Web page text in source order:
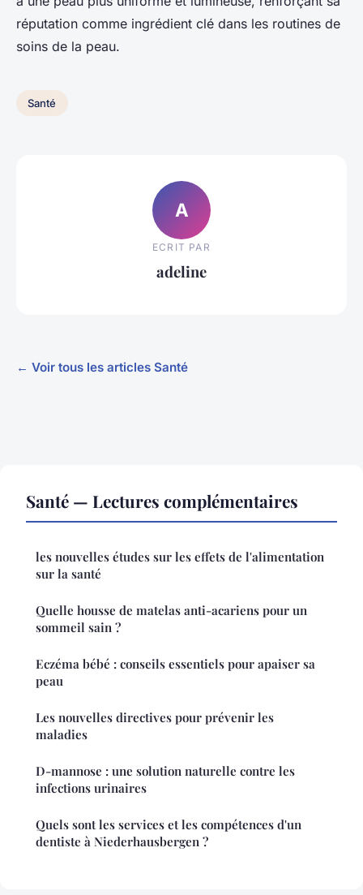
réputation comme ingrédient clé dans les routines de
soins de la peau.
Santé
A
ECRIT PAR
adeline
← Voir tous les articles Santé
Santé — Lectures complémentaires
les nouvelles études sur les effets de l'alimentation
sur la santé
Quelle housse de matelas anti-acariens pour un
sommeil sain ?
Eczéma bébé : conseils essentiels pour apaiser sa
peau
Les nouvelles directives pour prévenir les
maladies
D-mannose : une solution naturelle contre les
infections urinaires
Quels sont les services et les compétences d'un
dentiste à Niederhausbergen ?